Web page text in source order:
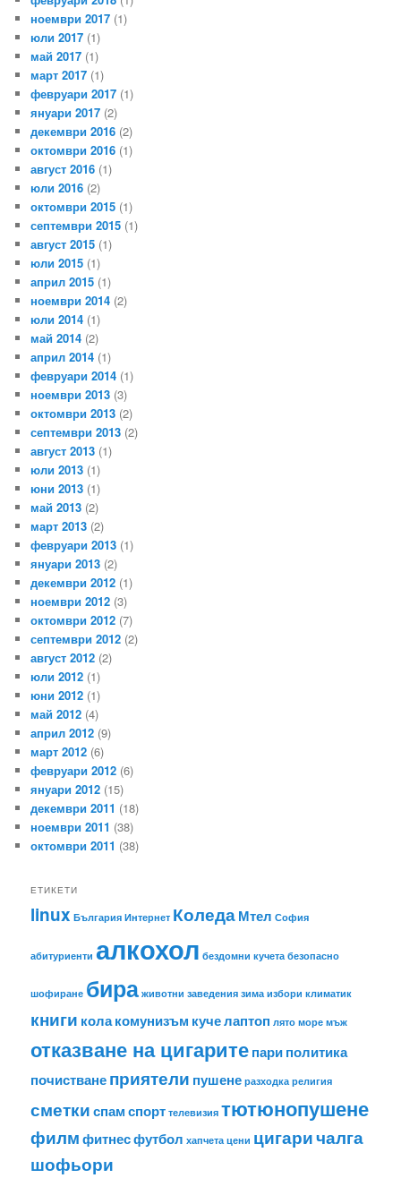
ноември 2017 (1)
юли 2017 (1)
май 2017 (1)
март 2017 (1)
февруари 2017 (1)
януари 2017 (2)
декември 2016 (2)
октомври 2016 (1)
август 2016 (1)
юли 2016 (2)
октомври 2015 (1)
септември 2015 (1)
август 2015 (1)
юли 2015 (1)
април 2015 (1)
ноември 2014 (2)
юли 2014 (1)
май 2014 (2)
април 2014 (1)
февруари 2014 (1)
ноември 2013 (3)
октомври 2013 (2)
септември 2013 (2)
август 2013 (1)
юли 2013 (1)
юни 2013 (1)
май 2013 (2)
март 2013 (2)
февруари 2013 (1)
януари 2013 (2)
декември 2012 (1)
ноември 2012 (3)
октомври 2012 (7)
септември 2012 (2)
август 2012 (2)
юли 2012 (1)
юни 2012 (1)
май 2012 (4)
април 2012 (9)
март 2012 (6)
февруари 2012 (6)
януари 2012 (15)
декември 2011 (18)
ноември 2011 (38)
октомври 2011 (38)
ЕТИКЕТИ
linux България Интернет КоледаМтел София
абитуриенти алкохол бездомни кучета безопасно
шофиране бира животни заведения зима избори климатик
книги колакомунизъм кучелаптоп лято море мъж
отказване на цигаритепариполитика
почистванеприятели пушене разходка религия
сметкиспамспорт телевизия тютюнопушене
филмфитнесфутбол хапчета цени цигаричалга
шофьори